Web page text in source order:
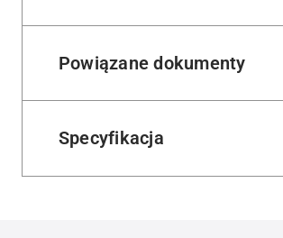
Powiązane dokumenty
Specyfikacja